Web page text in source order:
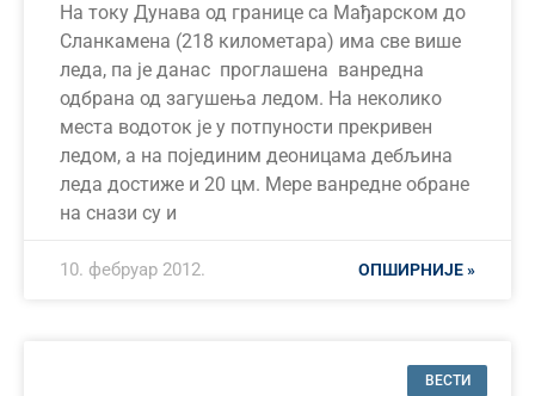
На току Дунава од границе са Мађарском до
Сланкамена (218 километара) има све више
леда, па је данас проглашена ванредна
одбрана од загушења ледом. На неколико
места водоток је у потпуности прекривен
ледом, а на појединим деоницама дебљина
леда достиже и 20 цм. Мере ванредне обране
на снази су и
ОПШИРНИЈЕ »
10. фебруар 2012.
ВЕСТИ